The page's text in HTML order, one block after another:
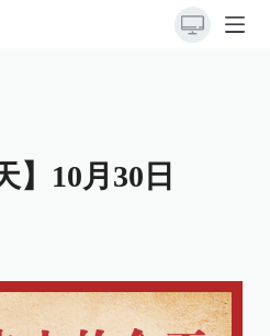
】10月30日